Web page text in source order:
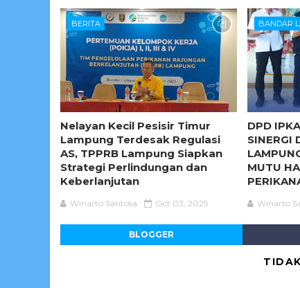
BERITA
Nelayan Kecil Pesisir Timur
Lampung Terdesak Regulasi
AS, TPPRB Lampung Siapkan
Strategi Perlindungan dan
Keberlanjutan
Winarto Santosa Oct 03, 2025
BANDAR
DPD
SINERGI
MUTU
Winarto
BLOGGER